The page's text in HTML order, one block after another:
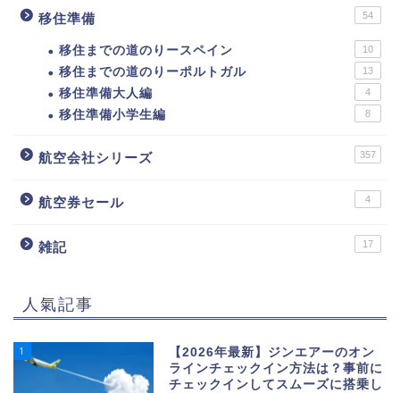
移住準備 54
移住までの道のりースペイン 10
移住までの道のりーポルトガル 13
移住準備大人編 4
移住準備小学生編 8
航空会社シリーズ 357
航空券セール 4
雑記 17
人氣記事
1
【2026年最新】ジンエアーのオン
ラインチェックイン方法は？事前に
チェックインしてスムーズに搭乗し